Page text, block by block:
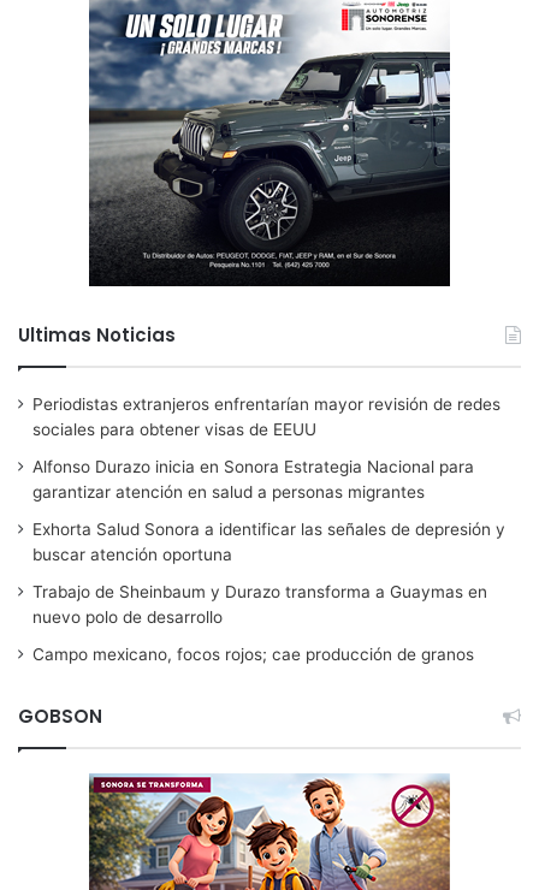
Ultimas Noticias
Periodistas extranjeros enfrentarían mayor revisión de redes
sociales para obtener visas de EEUU
Alfonso Durazo inicia en Sonora Estrategia Nacional para
garantizar atención en salud a personas migrantes
Exhorta Salud Sonora a identificar las señales de depresión y
buscar atención oportuna
Trabajo de Sheinbaum y Durazo transforma a Guaymas en
nuevo polo de desarrollo
Campo mexicano, focos rojos; cae producción de granos
GOBSON